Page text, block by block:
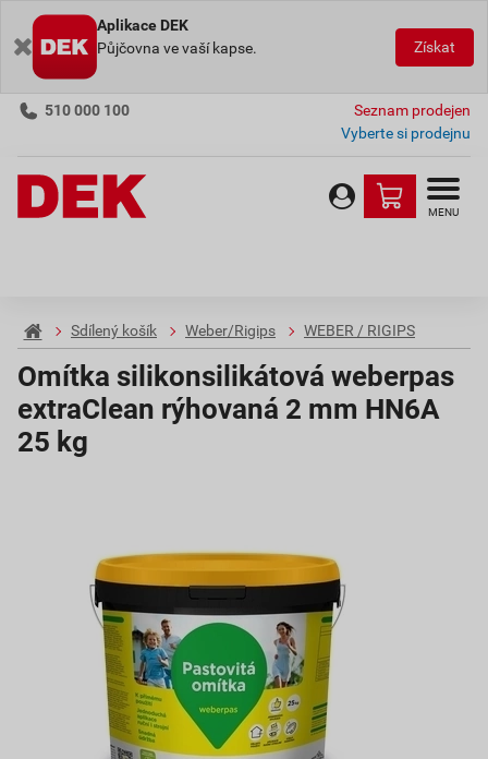
Aplikace DEK
Půjčovna ve vaší kapse.
Získat
510 000 100
Seznam prodejen
Vyberte si prodejnu
MENU
Sdílený košík Weber/Rigips WEBER / RIGIPS
Omítka silikonsilikátová weberpas
extraClean rýhovaná 2 mm HN6A
25 kg